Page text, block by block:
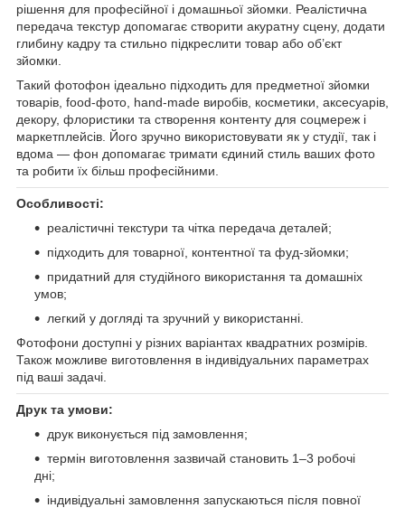
рішення для професійної і домашньої зйомки. Реалістична
передача текстур допомагає створити акуратну сцену, додати
глибину кадру та стильно підкреслити товар або об’єкт
зйомки.
Такий фотофон ідеально підходить для предметної зйомки
товарів, food-фото, hand-made виробів, косметики, аксесуарів,
декору, флористики та створення контенту для соцмереж і
маркетплейсів. Його зручно використовувати як у студії, так і
вдома — фон допомагає тримати єдиний стиль ваших фото
та робити їх більш професійними.
Особливості:
реалістичні текстури та чітка передача деталей;
підходить для товарної, контентної та фуд-зйомки;
придатний для студійного використання та домашніх
умов;
легкий у догляді та зручний у використанні.
Фотофони доступні у різних варіантах квадратних розмірів.
Також можливе виготовлення в індивідуальних параметрах
під ваші задачі.
Друк та умови:
друк виконується під замовлення;
термін виготовлення зазвичай становить 1–3 робочі
дні;
індивідуальні замовлення запускаються після повної